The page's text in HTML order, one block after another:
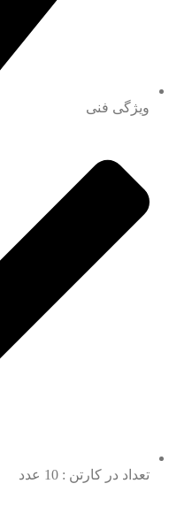
ویژگی فنی
تعداد در کارتن : 10 عدد